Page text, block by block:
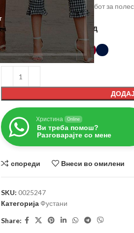
прилагодуваат и ластик на грбот за
ГОЛЕМИНА Стандард
БОЈА
Христина Online
Ви треба помош?
Разговарајте со мене
спореди Внеси во омилени
SKU: 0025247
Категорија Фустани
Share: